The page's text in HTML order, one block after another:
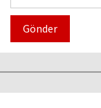
Gönder